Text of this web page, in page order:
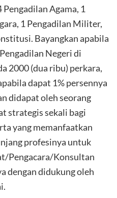
Agama, 1
1 Pengadilan Militer,
Bayangkan apabila
Negeri di
2000 (dua ribu) perkara,
dapat 1% persennya
didapat oleh seorang
strategis sekali bagi
yang memanfaatkan
profesinya untuk
Pengacara/Konsultan
dengan didukung oleh